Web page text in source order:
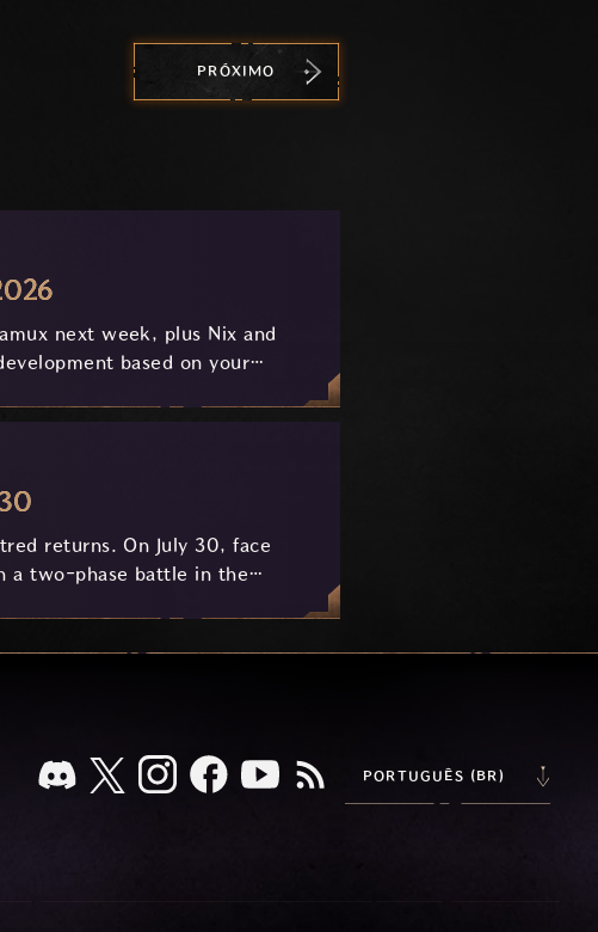
PRÓXIMO
next week, plus Nix and
based on your
returns. On July 30, face
a two-phase battle in the
PORTUGUÊS (BR)